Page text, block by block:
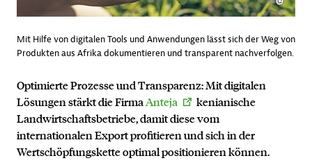
Mit Hilfe von digitalen Tools und Anwendungen lässt sich der Weg von
Produkten aus Afrika dokumentieren und transparent nachverfolgen.
Optimierte Prozesse und Transparenz: Mit digitalen
Lösungen stärkt die FirmaAnteja
kenianische
Landwirtschaftsbetriebe, damit diese vom
internationalen Export profitieren und sich in der
Wertschöpfungskette optimal positionieren können.